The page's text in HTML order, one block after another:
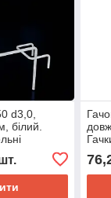
d3,0,
білий.
упаковка.